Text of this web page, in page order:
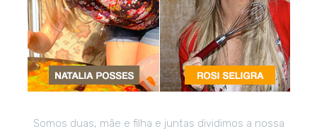
Somos duas, mãe e filha e juntas dividimos a nossa